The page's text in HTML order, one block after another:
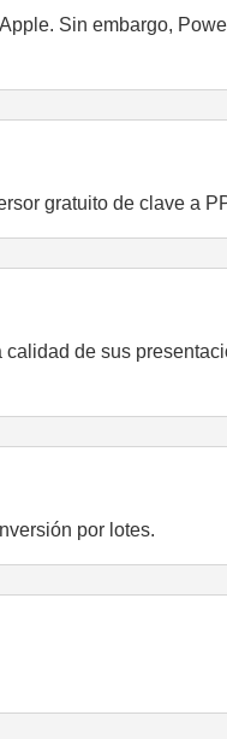
Sin embargo,
gratuito de clave a
de sus
por lotes.